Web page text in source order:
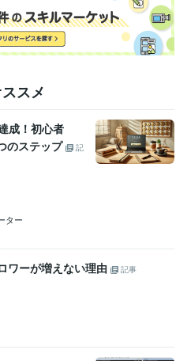
スメ
成！初心者
のステップ
記
ター
ワーが増えない理由
記事